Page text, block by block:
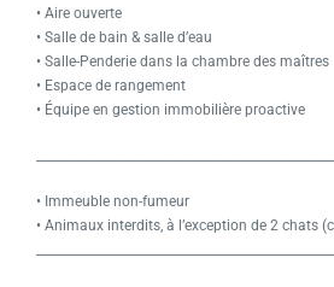
• Aire ouverte
• Salle de bain & salle d’eau
• Salle-Penderie dans la chambre des maîtres
• Espace de rangement
• Équipe en gestion immobilière proactive
• Immeuble non-fumeur
• Animaux interdits, à l’exception de 2 chats